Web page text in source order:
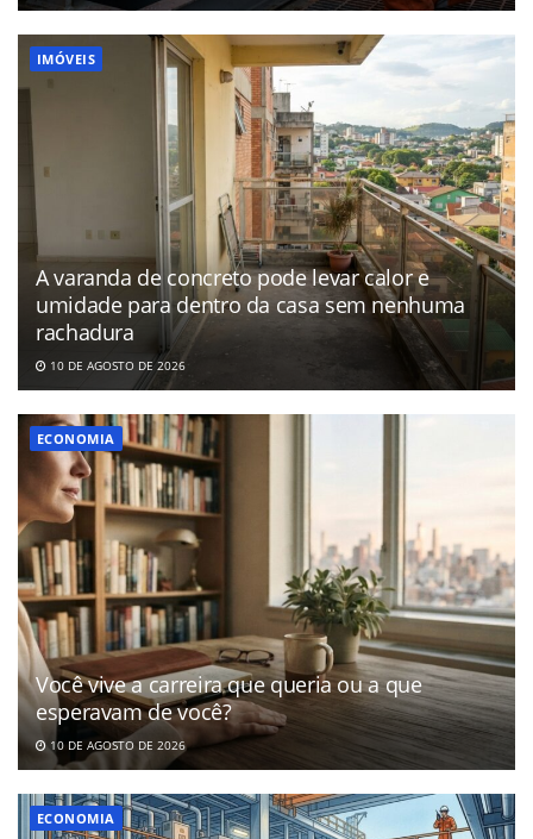
IMÓVEIS
A varanda de concreto pode levar calor e
umidade para dentro da casa sem nenhuma
rachadura
10 DE AGOSTO DE 2026
ECONOMIA
Você vive a carreira que queria ou a que
esperavam de você?
10 DE AGOSTO DE 2026
ECONOMIA